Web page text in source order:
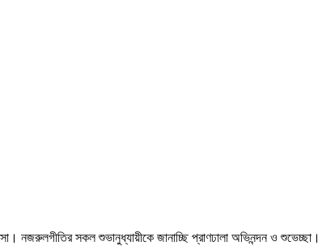
নজরুলগীতির সকল শুভানুধ্যায়ীকে জানাচ্ছি প্রাণঢালা অভিনন্দন ও শুভেচ্ছা।